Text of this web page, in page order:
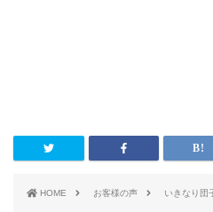
HOME お客様の声 いきなり団